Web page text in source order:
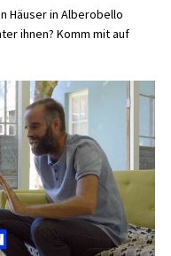
Häuser in Alberobello
ihnen? Komm mit auf